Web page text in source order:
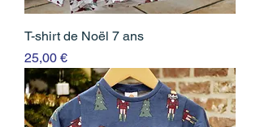
T-shirt de Noël 7 ans
Prix
25,00 €